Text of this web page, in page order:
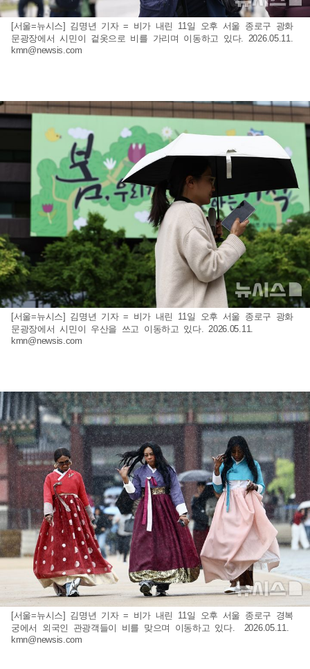
[서울=뉴시스] 김명년 기자 = 비가 내린 11일 오후 서울 종로구 광화
문광장에서 시민이 겉옷으로 비를 가리며 이동하고 있다. 2026.05.11.
kmn@newsis.com
[서울=뉴시스] 김명년 기자 = 비가 내린 11일 오후 서울 종로구 광화
문광장에서 시민이 우산을 쓰고 이동하고 있다. 2026.05.11.
kmn@newsis.com
[서울=뉴시스] 김명년 기자 = 비가 내린 11일 오후 서울 종로구 경복
궁에서 외국인 관광객들이 비를 맞으며 이동하고 있다. 2026.05.11.
kmn@newsis.com